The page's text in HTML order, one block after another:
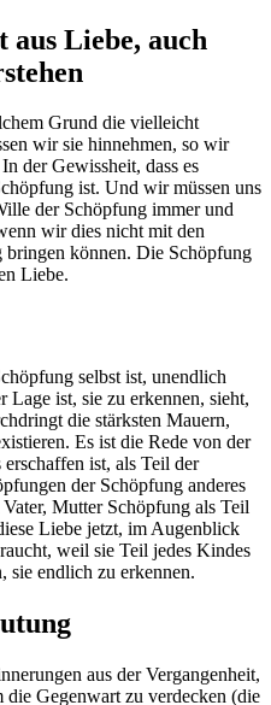
aus Liebe, auch
Grund die vielleicht
wir sie hinnehmen, so wir
der Gewissheit, dass es
ist. Und wir müssen uns
der Schöpfung immer und
wir dies nicht mit den
können. Die Schöpfung
Liebe.
selbst ist, unendlich
Lage ist, sie zu erkennen, sieht,
die stärksten Mauern,
Es ist die Rede von der
ist, als Teil der
der Schöpfung anderes
Mutter Schöpfung als Teil
Liebe jetzt, im Augenblick
weil sie Teil jedes Kindes
sie endlich zu erkennen.
aus der Vergangenheit,
Gegenwart zu verdecken (die